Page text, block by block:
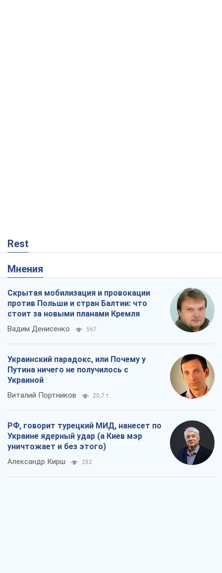
Rest
Мнения
Скрытая мобилизация и провокации
против Польши и стран Балтии: что
стоит за новыми планами Кремля
Вадим Денисенко 567
Украинский парадокс, или Почему у
Путина ничего не получилось с
Украиной
Виталий Портников 20,7 т.
РФ, говорит турецкий МИД, нанесет по
Украине ядерный удар (а Киев мэр
уничтожает и без этого)
Александр Кирш 282